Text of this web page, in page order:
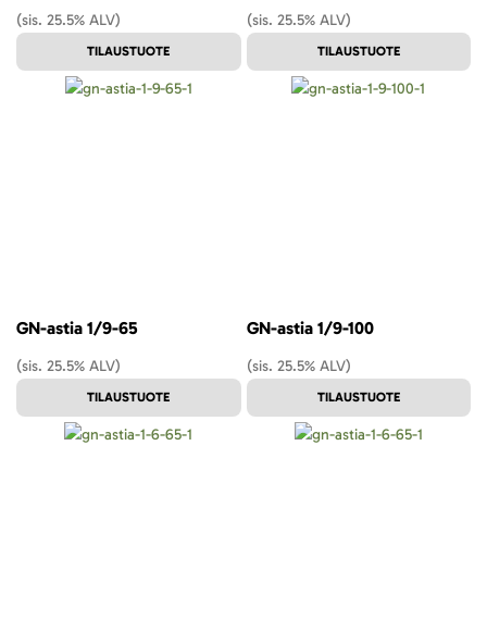
(sis. 25.5% ALV)
TILAUSTUOTE
(sis. 25.5% ALV)
TILAUSTUOTE
GN-astia 1/9-65
(sis. 25.5% ALV)
TILAUSTUOTE
GN-astia 1/9-100
(sis. 25.5% ALV)
TILAUSTUOTE